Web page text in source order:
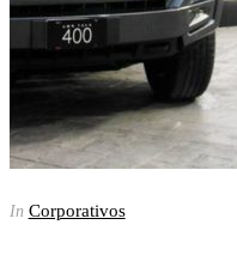
In Corporativos